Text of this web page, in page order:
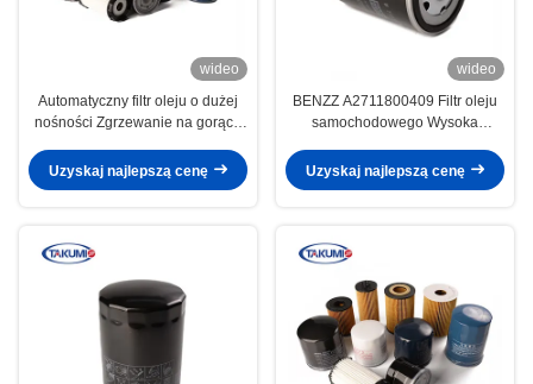
wideo
Automatyczny filtr oleju o dużej
nośności Zgrzewanie na gorąco
Uzyskaj najlepszą cenę
wideo
BENZZ A2711800409 Filtr oleju
samochodowego Wysoka
zanieczyszczenia
Uzyskaj najlepszą cenę